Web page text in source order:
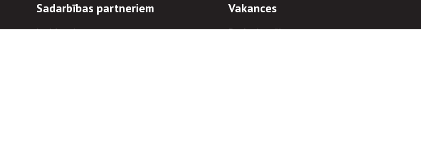
Sadarbības partneriem
Iepirkumi
Vakances
Darba iespējas